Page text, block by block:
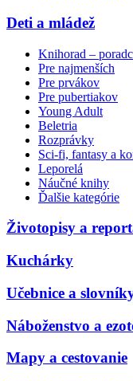
Deti a mládež
Knihorad –
Pre najmenších
Pre prvákov
Pre pubertiakov
Young Adult
Beletria
Rozprávky
Sci-fi, fantasy a
Leporelá
Náučné knihy
Ďalšie kategórie
Životopisy a
Kuchárky
Učebnice a
Náboženstvo a
Mapy a cestovanie